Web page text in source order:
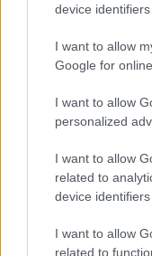
device identifiers
I want to allow
Google for
I want to allow
personalized
I want to allow
related to
device identifiers
I want to allow
related to